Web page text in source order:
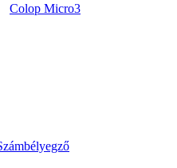
Colop Micro3